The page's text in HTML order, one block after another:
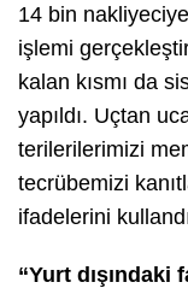
14 bin
işlemi
kalan kısmı da
yapıldı. Uçtan
terilerilerimizi
tecrübemizi
ifadelerini
“Yurt